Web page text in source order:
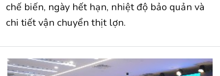
chế biến, ngày hết hạn, nhiệt độ bảo quản và
chi tiết vận chuyển thịt lợn.